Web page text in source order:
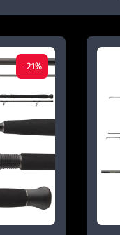
-21%